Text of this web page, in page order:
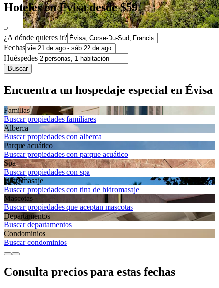
Hoteles en Évisa desde $59
¿A dónde quieres ir?
Fechas
Huéspedes
Buscar
Encuentra un hospedaje especial en Évisa
Familias
Buscar propiedades familiares
Alberca
Buscar propiedades con alberca
Parque acuático
Buscar propiedades con parque acuático
Spa
Buscar propiedades con spa
Hidromasaje
Buscar propiedades con tina de hidromasaje
Mascotas
Buscar propiedades que aceptan mascotas
Departa­mentos
Buscar departamentos
Condominios
Buscar condominios
Consulta precios para estas fechas